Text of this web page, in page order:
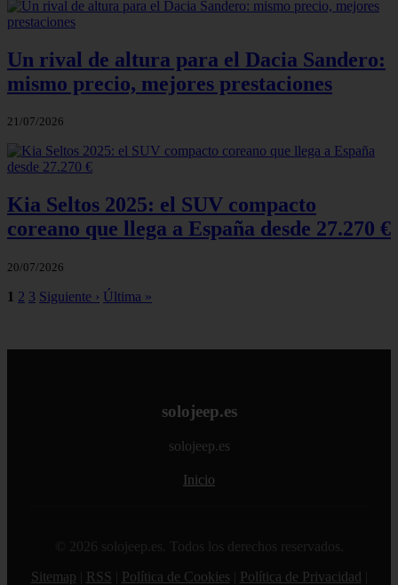
Un rival de altura para el Dacia Sandero:
mismo precio, mejores prestaciones
21/07/2026
Kia Seltos 2025: el SUV compacto
coreano que llega a España desde 27.270 €
20/07/2026
1 2 3 Siguiente › Última »
solojeep.es
solojeep.es
Inicio
© 2026 solojeep.es. Todos los derechos reservados.
Sitemap
RSS Política de Cookies Política de Privacidad